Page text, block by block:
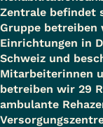
Zentrale befindet
Gruppe
Einrichtungen in
Schweiz und
Mitarbeiterinnen
betreiben wir 29
ambulante